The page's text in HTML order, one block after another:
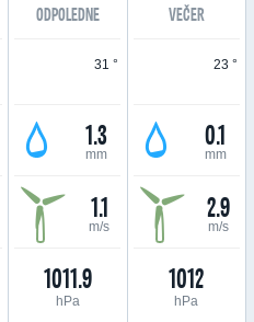
ODPOLEDNE VEČER
31 °
1.3
mm
1.1
m/s
1011.9
hPa
23 °
0.1
mm
2.9
m/s
1012
hPa